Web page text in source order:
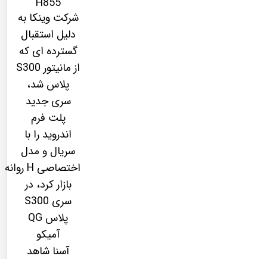
شرکت وینکا به
دلیل استقبال
گسترده ای که
از مانیتور S300
پلاس شد،
سری جدید
پلت فرم
اندروید را با
سریال و مدل
اختصاصی H روانه
بازار کرد، در
سری S300
پلاس QG
آمیکو
آسنا شاهد